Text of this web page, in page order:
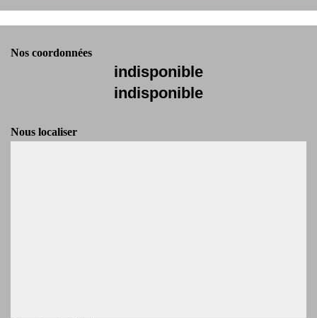
Nos coordonnées
indisponible
indisponible
Nous localiser